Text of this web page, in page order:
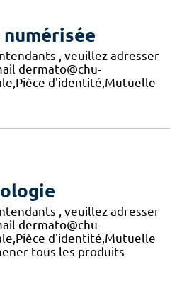
, veuillez adresser
dermato@chu-
d'identité,Mutuelle
, veuillez adresser
dermato@chu-
d'identité,Mutuelle
tous les produits